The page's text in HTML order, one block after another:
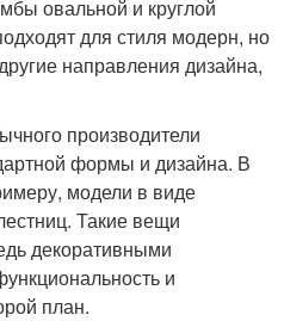
овальной и круглой
для стиля модерн, но
направления дизайна,
производители
формы и дизайна. В
модели в виде
Такие вещи
декоративными
и
план.